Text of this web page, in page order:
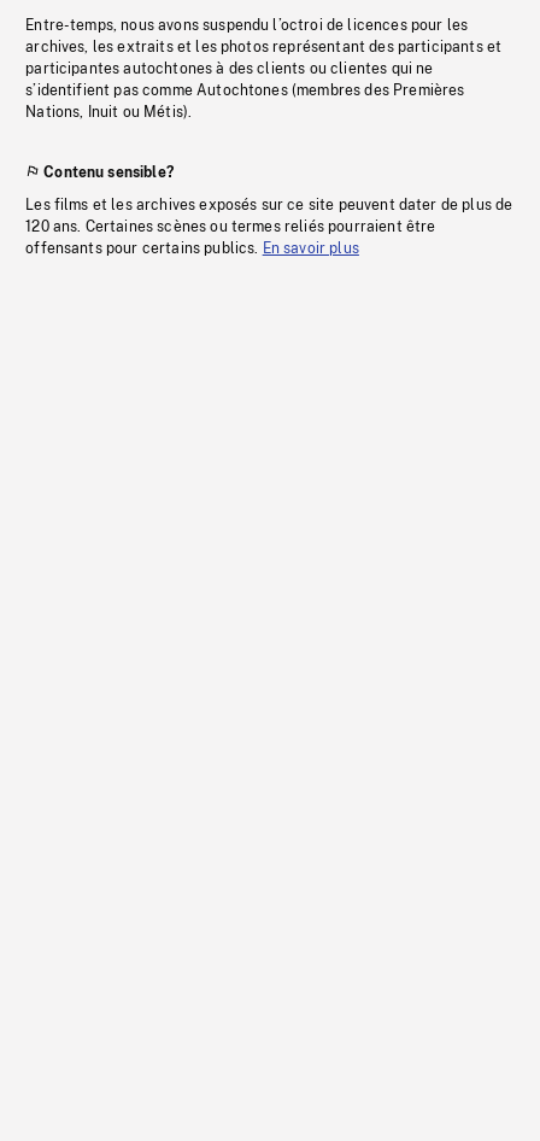
Entre-temps, nous avons suspendu l’octroi de licences pour les
archives, les extraits et les photos représentant des participants et
participantes autochtones à des clients ou clientes qui ne
s’identifient pas comme Autochtones (membres des Premières
Nations, Inuit ou Métis).
Contenu sensible?
Les films et les archives exposés sur ce site peuvent dater de plus de
120 ans. Certaines scènes ou termes reliés pourraient être
offensants pour certains publics. En savoir plus